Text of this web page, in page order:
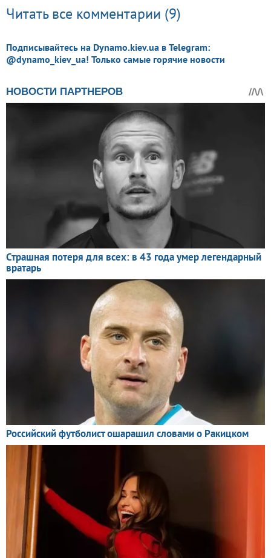
Читать все комментарии (9)
Подписывайтесь на Dynamo.kiev.ua в Telegram:
@dynamo_kiev_ua! Только самые горячие новости